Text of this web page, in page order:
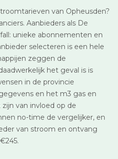
van Opheusden?
Aanbieders als De
unieke abonnementen en
selecteren is een hele
zeggen de
het geval is is
in de provincie
en het m3 gas en
van invloed op de
no-time de vergelijker, en
van stroom en ontvang